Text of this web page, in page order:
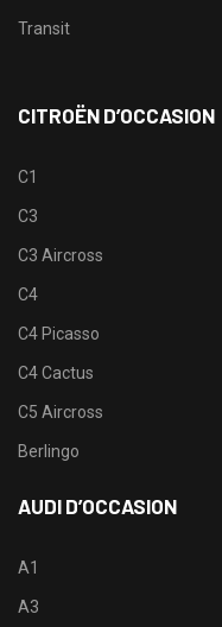
Transit
CITROËN D’OCCASION
C1
C3
C3 Aircross
C4
C4 Picasso
C4 Cactus
C5 Aircross
Berlingo
AUDI D’OCCASION
A1
A3